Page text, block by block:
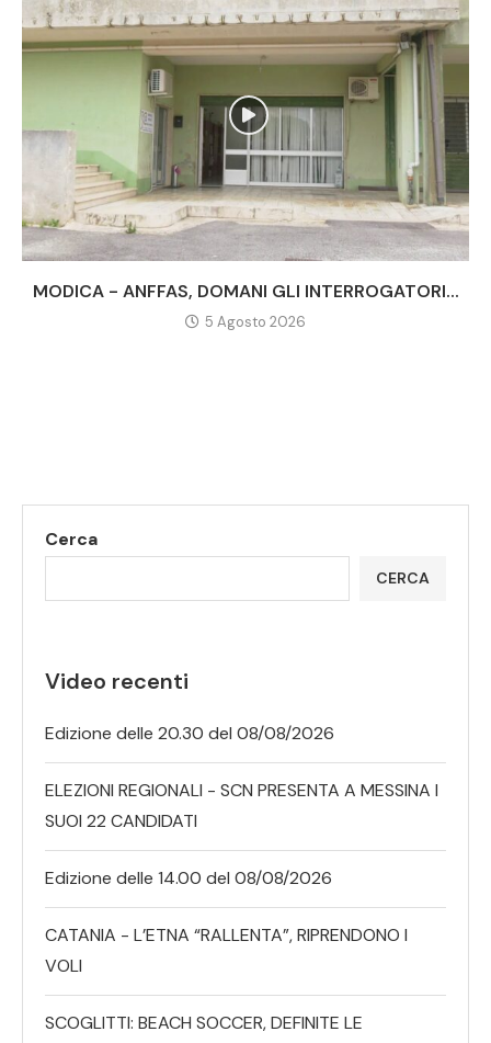
MODICA - ANFFAS, DOMANI GLI INTERROGATORI...
5 Agosto 2026
Cerca
CERCA
Video recenti
Edizione delle 20.30 del 08/08/2026
ELEZIONI REGIONALI - SCN PRESENTA A MESSINA I
SUOI 22 CANDIDATI
Edizione delle 14.00 del 08/08/2026
CATANIA - L’ETNA “RALLENTA”, RIPRENDONO I
VOLI
SCOGLITTI: BEACH SOCCER, DEFINITE LE